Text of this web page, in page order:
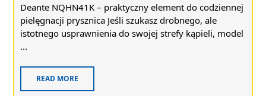
Deante NQHN41K – praktyczny element do codziennej
pielęgnacji prysznica Jeśli szukasz drobnego, ale
istotnego usprawnienia do swojej strefy kąpieli, model
...
READ MORE